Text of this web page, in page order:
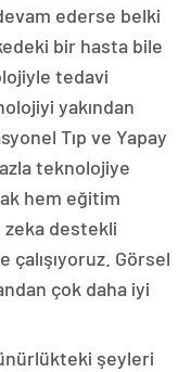
ederse belki
bir hasta bile
tedavi
yakından
Tıp ve Yapay
teknolojiye
hem eğitim
destekli
çalışıyoruz. Görsel
çok daha iyi
şeyleri